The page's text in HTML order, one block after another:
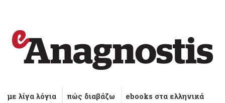
με λίγα λόγια πώς διαβάζω
ebooks στα ελληνικά